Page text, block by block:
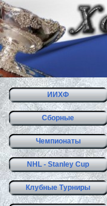
ИИХФ
Сборные
Чемпионаты
NHL - Stanley Cup
Клубные Турниры